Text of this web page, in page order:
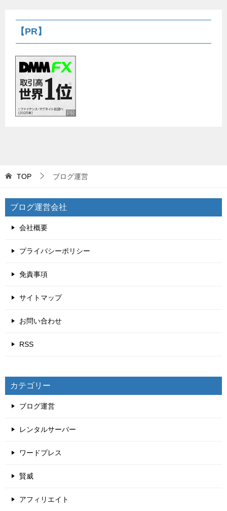
【PR】
TOP ブログ運営
ブログ運営会社
会社概要
プライバシーポリシー
免責事項
サイトマップ
お問い合わせ
RSS
カテゴリー
ブログ運営
レンタルサーバー
ワードプレス
賢威
アフィリエイト